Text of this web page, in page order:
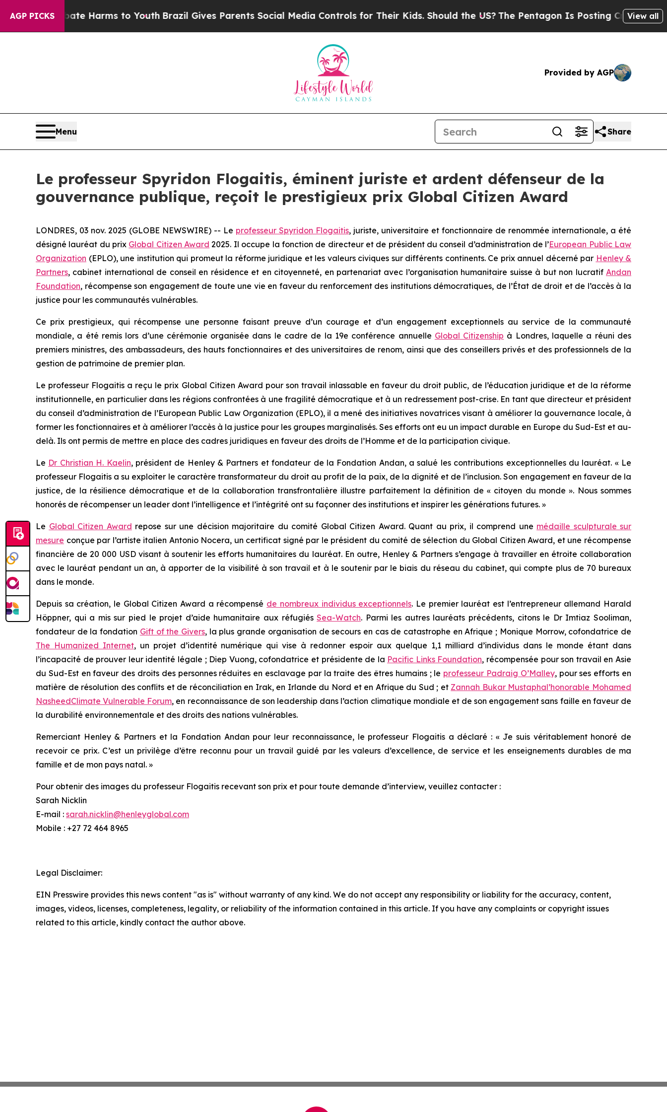
AGP PICKS
to Abate Harms to YouthBrazil Gives Parents Social Media Controls for Their Kids. Should the US?The Pentagon Is Posting Cryptic Biblical
View all
Provided by AGP
Menu Share
Le professeur Spyridon Flogaitis, éminent juriste et ardent défenseur de la
gouvernance publique, reçoit le prestigieux prix Global Citizen Award
LONDRES, 03 nov. 2025 (GLOBE NEWSWIRE) -- Le professeur Spyridon Flogaitis, juriste, universitaire et fonctionnaire de renommée internationale, a été
désigné lauréat du prix Global Citizen Award 2025. Il occupe la fonction de directeur et de président du conseil d’administration de l’European Public Law
Organization (EPLO), une institution qui promeut la réforme juridique et les valeurs civiques sur différents continents. Ce prix annuel décerné par Henley &
Partners, cabinet international de conseil en résidence et en citoyenneté, en partenariat avec l’organisation humanitaire suisse à but non lucratif Andan
Foundation, récompense son engagement de toute une vie en faveur du renforcement des institutions démocratiques, de l’État de droit et de l’accès à la
justice pour les communautés vulnérables.
Ce prix prestigieux, qui récompense une personne faisant preuve d’un courage et d’un engagement exceptionnels au service de la communauté
mondiale, a été remis lors d’une cérémonie organisée dans le cadre de la 19e conférence annuelle Global Citizenship à Londres, laquelle a réuni des
premiers ministres, des ambassadeurs, des hauts fonctionnaires et des universitaires de renom, ainsi que des conseillers privés et des professionnels de la
gestion de patrimoine de premier plan.
Le professeur Flogaitis a reçu le prix Global Citizen Award pour son travail inlassable en faveur du droit public, de l’éducation juridique et de la réforme
institutionnelle, en particulier dans les régions confrontées à une fragilité démocratique et à un redressement post-crise. En tant que directeur et président
du conseil d’administration de l’European Public Law Organization (EPLO), il a mené des initiatives novatrices visant à améliorer la gouvernance locale, à
former les fonctionnaires et à améliorer l’accès à la justice pour les groupes marginalisés. Ses efforts ont eu un impact durable en Europe du Sud-Est et au-
delà. Ils ont permis de mettre en place des cadres juridiques en faveur des droits de l’Homme et de la participation civique.
Le Dr Christian H. Kaelin, président de Henley & Partners et fondateur de la Fondation Andan, a salué les contributions exceptionnelles du lauréat. « Le
professeur Flogaitis a su exploiter le caractère transformateur du droit au profit de la paix, de la dignité et de l’inclusion. Son engagement en faveur de la
justice, de la résilience démocratique et de la collaboration transfrontalière illustre parfaitement la définition de « citoyen du monde ». Nous sommes
honorés de récompenser un leader dont l’intelligence et l’intégrité ont su façonner des institutions et inspirer les générations futures. »
Le Global Citizen Award repose sur une décision majoritaire du comité Global Citizen Award. Quant au prix, il comprend une médaille sculpturale sur
mesure conçue par l’artiste italien Antonio Nocera, un certificat signé par le président du comité de sélection du Global Citizen Award, et une récompense
financière de 20 000 USD visant à soutenir les efforts humanitaires du lauréat. En outre, Henley & Partners s’engage à travailler en étroite collaboration
avec le lauréat pendant un an, à apporter de la visibilité à son travail et à le soutenir par le biais du réseau du cabinet, qui compte plus de 70 bureaux
dans le monde.
Depuis sa création, le Global Citizen Award a récompensé de nombreux individus exceptionnels. Le premier lauréat est l’entrepreneur allemand Harald
Höppner, qui a mis sur pied le projet d’aide humanitaire aux réfugiésSea-Watch. Parmi les autres lauréats précédents, citons le Dr Imtiaz Sooliman,
fondateur de la fondation Gift of the Givers, la plus grande organisation de secours en cas de catastrophe en Afrique ; Monique Morrow, cofondatrice de
The Humanized Internet, un projet d’identité numérique qui vise à redonner espoir aux quelque 1,1 milliard d’individus dans le monde étant dans
l’incapacité de prouver leur identité légale ; Diep Vuong, cofondatrice et présidente de la Pacific Links Foundation, récompensée pour son travail en Asie
du Sud-Est en faveur des droits des personnes réduites en esclavage par la traite des êtres humains ; le professeur Padraig O’Malley, pour ses efforts en
matière de résolution des conflits et de réconciliation en Irak, en Irlande du Nord et en Afrique du Sud ; et Zannah Bukar Mustaphal’honorable Mohamed
NasheedClimate Vulnerable Forum, en reconnaissance de son leadership dans l’action climatique mondiale et de son engagement sans faille en faveur de
la durabilité environnementale et des droits des nations vulnérables.
Remerciant Henley & Partners et la Fondation Andan pour leur reconnaissance, le professeur Flogaitis a déclaré : « Je suis véritablement honoré de
recevoir ce prix. C’est un privilège d’être reconnu pour un travail guidé par les valeurs d’excellence, de service et les enseignements durables de ma
famille et de mon pays natal. »
Pour obtenir des images du professeur Flogaitis recevant son prix et pour toute demande d’interview, veuillez contacter :
Sarah Nicklin
E-mail : sarah.nicklin@henleyglobal.com
Mobile : +27 72 464 8965
Legal Disclaimer:
EIN Presswire provides this news content "as is" without warranty of any kind. We do not accept any responsibility or liability for the accuracy, content,
images, videos, licenses, completeness, legality, or reliability of the information contained in this article. If you have any complaints or copyright issues
related to this article, kindly contact the author above.